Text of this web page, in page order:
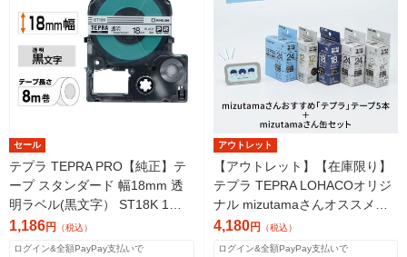
セール
テプラ TEPRA PRO【純正】テ
ープ スタンダード 幅18mm 透
明ラベル(黒文字） ST18K 1個
キングジム
1,186円 （税込）
ログイン&全額PayPay支払いで
アウトレット
【アウトレット】【在庫限り】
テプラ TEPRA LOHACOオリジ
ナル mizutamaさんオススメテ
ープ Cセット THTAPE-MC キン
グジム
4,180円 （税込）
ログイン&全額PayPay支払いで